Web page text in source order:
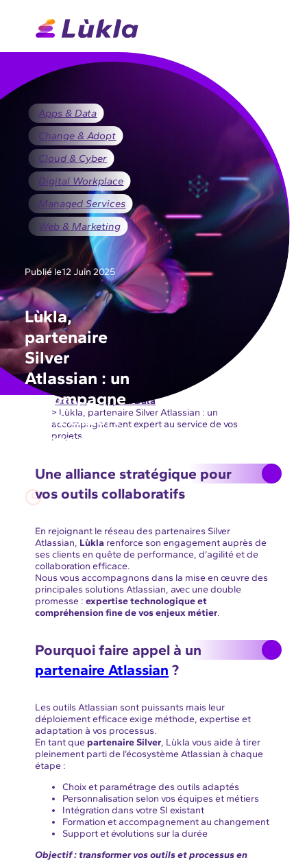
Apps & Data
Change & Adopt
Cloud & Cyber
Digital Workplace
Managed Services
Web & Marketing
Publié le12 Juin 2025
Lùkla,
partenaire
Silver
Atlassian : un
accompagne
ment expert
au service de
3 mins
Accueil > Apps & Data
> Lùkla, partenaire Silver Atlassian : un
accompagnement expert au service de vos
projets
Une alliance stratégique pour
vos outils collaboratifs
En rejoignant le réseau des partenaires Silver
Atlassian, Lùkla renforce son engagement auprès de
ses clients en quête de performance, d’agilité et de
collaboration efficace.
Nous vous accompagnons dans la mise en œuvre des
principales solutions Atlassian, avec une double
promesse :expertise technologique et
compréhension fine de vos enjeux métier.
Pourquoi faire appel à un
partenaire Atlassian ?
Les outils Atlassian sont puissants mais leur
déploiement efficace exige méthode, expertise et
adaptation à vos processus.
En tant quepartenaire Silver, Lùkla vous aide à tirer
pleinement parti de l’écosystème Atlassian à chaque
étape :
Choix et paramétrage des outils adaptés
Personnalisation selon vos équipes et métiers
Intégration dans votre SI existant
Formation et accompagnement au changement
Support et évolutions sur la durée
Objectif : transformer vos outils et processus en